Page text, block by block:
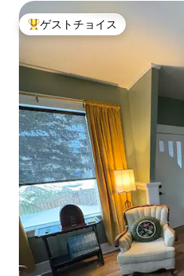
大好評のゲストチョイスです。
ゲストチョイス